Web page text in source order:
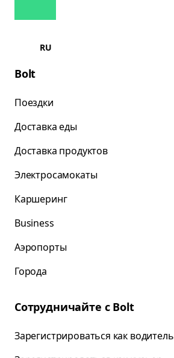
RU
Bolt
Поездки
Доставка еды
Доставка продуктов
Электросамокаты
Каршеринг
Business
Аэропорты
Города
Сотрудничайте с Bolt
Зарегистрироваться как водитель